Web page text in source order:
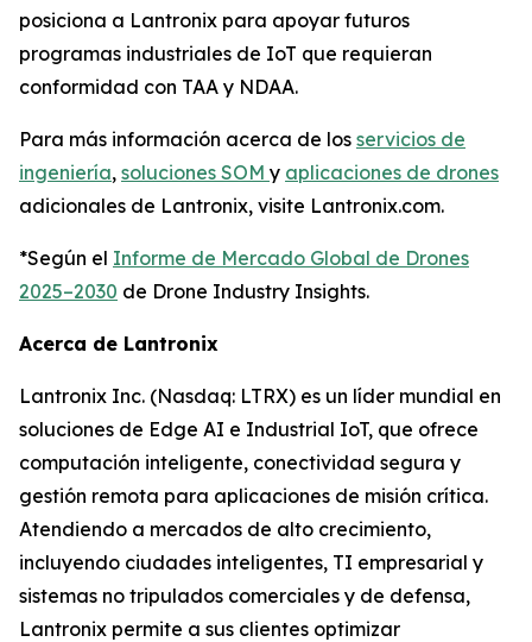
posiciona a Lantronix para apoyar futuros
programas industriales de IoT que requieran
conformidad con TAA y NDAA.
Para más información acerca de los servicios de
ingeniería, soluciones SOM y aplicaciones de drones
adicionales de Lantronix, visite Lantronix.com.
*Según el Informe de Mercado Global de Drones
2025–2030 de Drone Industry Insights.
Acerca de Lantronix
Lantronix Inc. (Nasdaq: LTRX) es un líder mundial en
soluciones de Edge AI e Industrial IoT, que ofrece
computación inteligente, conectividad segura y
gestión remota para aplicaciones de misión crítica.
Atendiendo a mercados de alto crecimiento,
incluyendo ciudades inteligentes, TI empresarial y
sistemas no tripulados comerciales y de defensa,
Lantronix permite a sus clientes optimizar